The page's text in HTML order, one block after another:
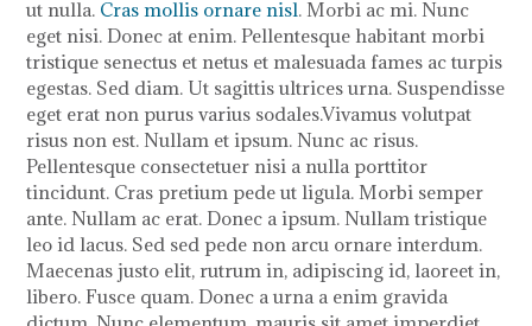
ut nulla. Cras mollis ornare nisl. Morbi ac mi. Nunc
eget nisi. Donec at enim. Pellentesque habitant morbi
tristique senectus et netus et malesuada fames ac turpis
egestas. Sed diam. Ut sagittis ultrices urna. Suspendisse
eget erat non purus varius sodales.Vivamus volutpat
risus non est. Nullam et ipsum. Nunc ac risus.
Pellentesque consectetuer nisi a nulla porttitor
tincidunt. Cras pretium pede ut ligula. Morbi semper
ante. Nullam ac erat. Donec a ipsum. Nullam tristique
leo id lacus. Sed sed pede non arcu ornare interdum.
Maecenas justo elit, rutrum in, adipiscing id, laoreet in,
libero. Fusce quam. Donec a urna a enim gravida